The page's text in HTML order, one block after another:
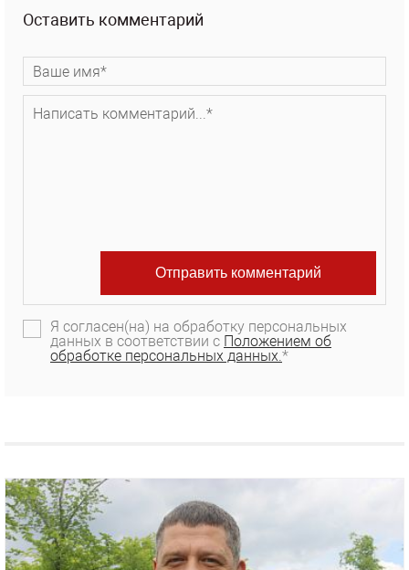
Оставить комментарий
Я согласен(на) на обработку персональных
данных в соответствии с Положением об
обработке персональных данных.*